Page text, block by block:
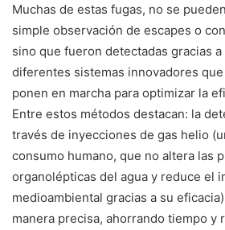
Muchas de estas fugas, no se
simple observación de escapes o
sino que fueron detectadas gracias
diferentes sistemas innovadores
ponen en marcha para optimizar la
Entre estos métodos destacan: la
través de inyecciones de gas helio
consumo humano, que no altera las
organolépticas del agua y reduce el
medioambiental gracias a su
manera precisa, ahorrando tiempo y